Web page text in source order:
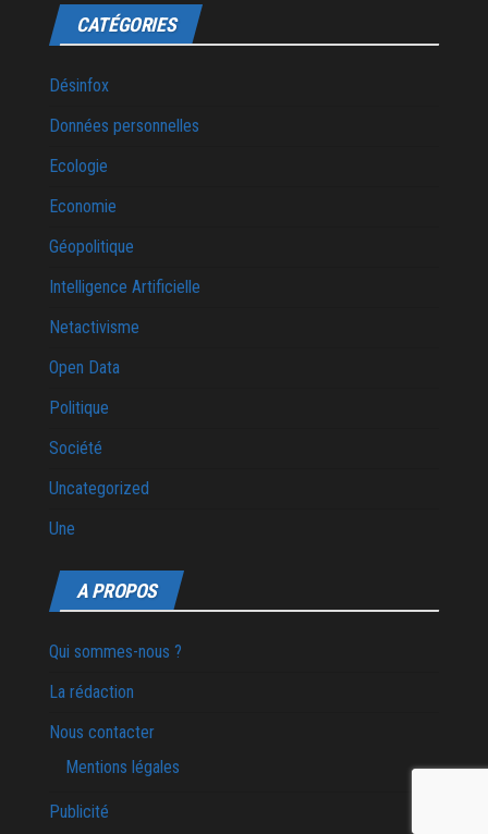
CATÉGORIES
Désinfox
Données personnelles
Ecologie
Economie
Géopolitique
Intelligence Artificielle
Netactivisme
Open Data
Politique
Société
Uncategorized
Une
A PROPOS
Qui sommes-nous ?
La rédaction
Nous contacter
Mentions légales
Publicité